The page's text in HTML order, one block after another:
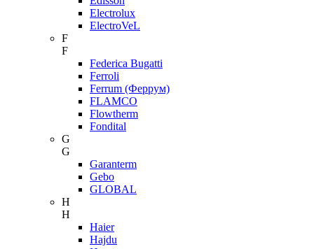
Electrolux
ElectroVeL
F
F
Federica Bugatti
Ferroli
Ferrum (Феррум)
FLAMCO
Flowtherm
Fondital
G
G
Garanterm
Gebo
GLOBAL
H
H
Haier
Hajdu